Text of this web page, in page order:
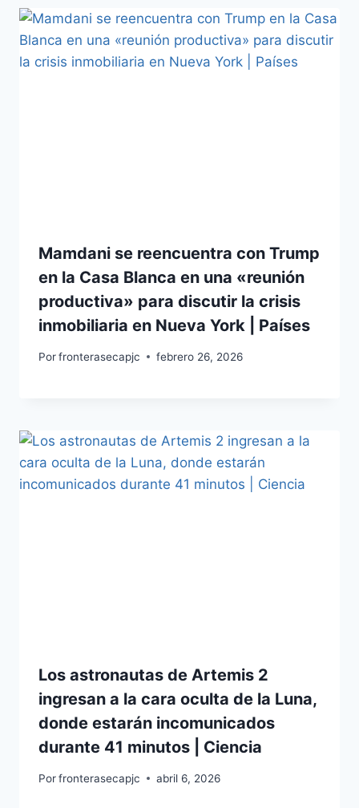
Mamdani se reencuentra con Trump
en la Casa Blanca en una «reunión
productiva» para discutir la crisis
inmobiliaria en Nueva York | Países
Porfronterasecapjc febrero 26, 2026
Los astronautas de Artemis 2
ingresan a la cara oculta de la Luna,
donde estarán incomunicados
durante 41 minutos | Ciencia
Porfronterasecapjc abril 6, 2026